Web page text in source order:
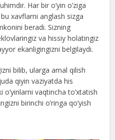
Har bir o’yin o’ziga
xavflarni anglash sizga
beradi. Sizning
va hissiy holatingiz
ekanligingizni belgilaydi.
bilib, ularga amal qilish
qiyin vaziyatda his
vaqtincha to’xtatish
birinchi o’ringa qo’yish